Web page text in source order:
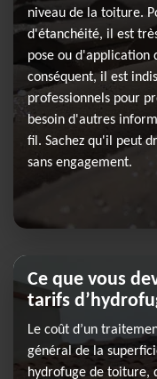
niveau de la toiture.
d'étanchéité, il est
pose ou d'application
conséquent, il est
professionnels pour
besoin d'autres
fil. Sachez qu'il peut
sans engagement.
Ce que vous
tarifs
Le coût d’un
général de la
hydrofuge de toiture,